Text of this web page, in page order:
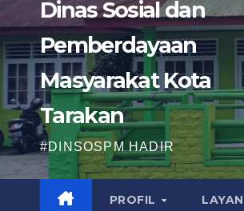
Dinas Sosial dan
Pemberdayaan
Masyarakat Kota
Tarakan
#DINSOSPM HADIR
PROFIL